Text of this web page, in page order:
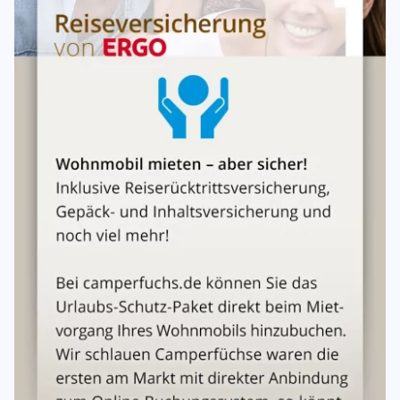
Bedarf auf eigene Kosten während der Mietzeit und bringt
es vollgetankt zurück . Bitte beachten Sie den, für das
jeweilige Fahrzeug, entsprechende Kraftstoff zu tanken
sowie entsprechen Ad-Blue aufzufüllen. (siehe
Betriebsanleitung oder Tankdeckel) Bringt der Mieter das
Fahrzeug mit nicht vollständig gefülltem Kraftstofftank
Auftanken. Für diese zusätzliche Leistung kann der
Vermieter die Bezahlung einer angemessenen Vergütung
beanspruchen, die Kosten für den nachgefüllten Kraftstoff
muss der Mieter auf Nachweis zum Tagespreis vergüten.
Das Fahrzeug ist als Selbstfahrervermietfahrzeug wie folgt
versichert:
Kfz Haftpflichtversicherung mit einer Deckungssumme
von mindestens 50 Mio. EUR pauschal.
Teil- und Vollkaskoversicherung mit einer
Selbstbeteiligung in Höhe von 1000,-- Euro Teilkasko und